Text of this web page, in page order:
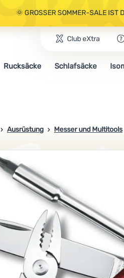
🌞 GROSSER SOMMER-SALE IST
🤫 - 10 % AUF AUSGEWÄHLTE
🌞 GROSSER SOMMER-SALE IST
Club eXtra
Rucksäcke Schlafsäcke
4campingshop.de
Ausrüstung Messer und Multitools